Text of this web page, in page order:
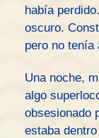
había
oscuro.
pero no tenía
Una noche,
algo
obsesionado
estaba